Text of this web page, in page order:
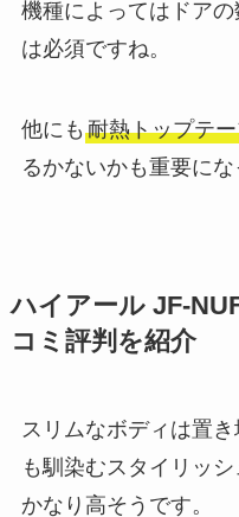
機種によってはドア
は必須ですね。
他にも 耐熱トップテ
るかないかも重要にな
ハイアール JF-
コミ評判を紹介
スリムなボディは置
も馴染むスタイリッ
かなり高そうです。